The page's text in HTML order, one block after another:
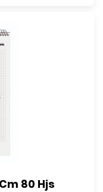
80 Hjs